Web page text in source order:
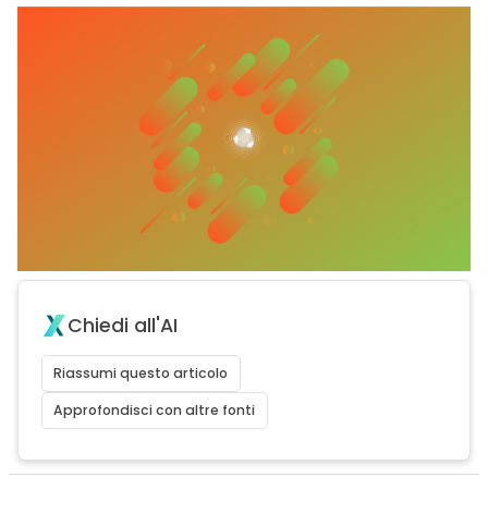
Chiedi all'AI
Riassumi questo articolo
Approfondisci con altre fonti